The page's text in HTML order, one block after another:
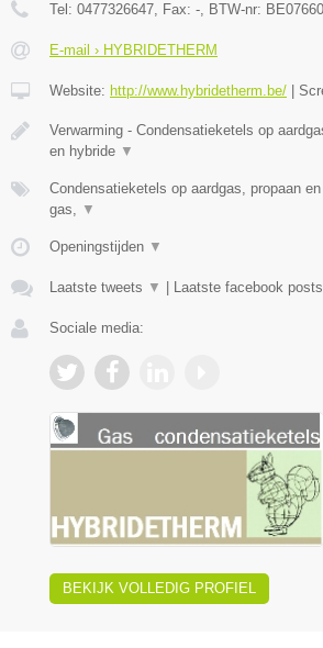
Tel: 0477326647, Fax: -, BTW-nr:
E-mail › HYBRIDETHERM
Website: http://www.hybridetherm.be/
Verwarming - Condensatieketels op
en hybride ▼
Condensatieketels op aardgas, propaan
gas, ▼
Openingstijden ▼
Laatste tweets ▼ Laatste facebook posts
Sociale media:
BEKIJK VOLLEDIG PROFIEL